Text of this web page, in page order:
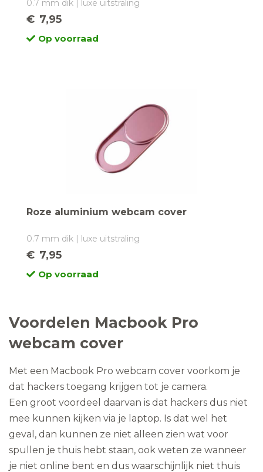
0.7 mm dik | luxe uitstraling
€ 7,95
Op voorraad
Roze aluminium webcam cover
0.7 mm dik | luxe uitstraling
€ 7,95
Op voorraad
Voordelen Macbook Pro
webcam cover
Met een Macbook Pro webcam cover voorkom je
dat hackers toegang krijgen tot je camera.
Een groot voordeel daarvan is dat hackers dus niet
mee kunnen kijken via je laptop. Is dat wel het
geval, dan kunnen ze niet alleen zien wat voor
spullen je thuis hebt staan, ook weten ze wanneer
je niet online bent en dus waarschijnlijk niet thuis